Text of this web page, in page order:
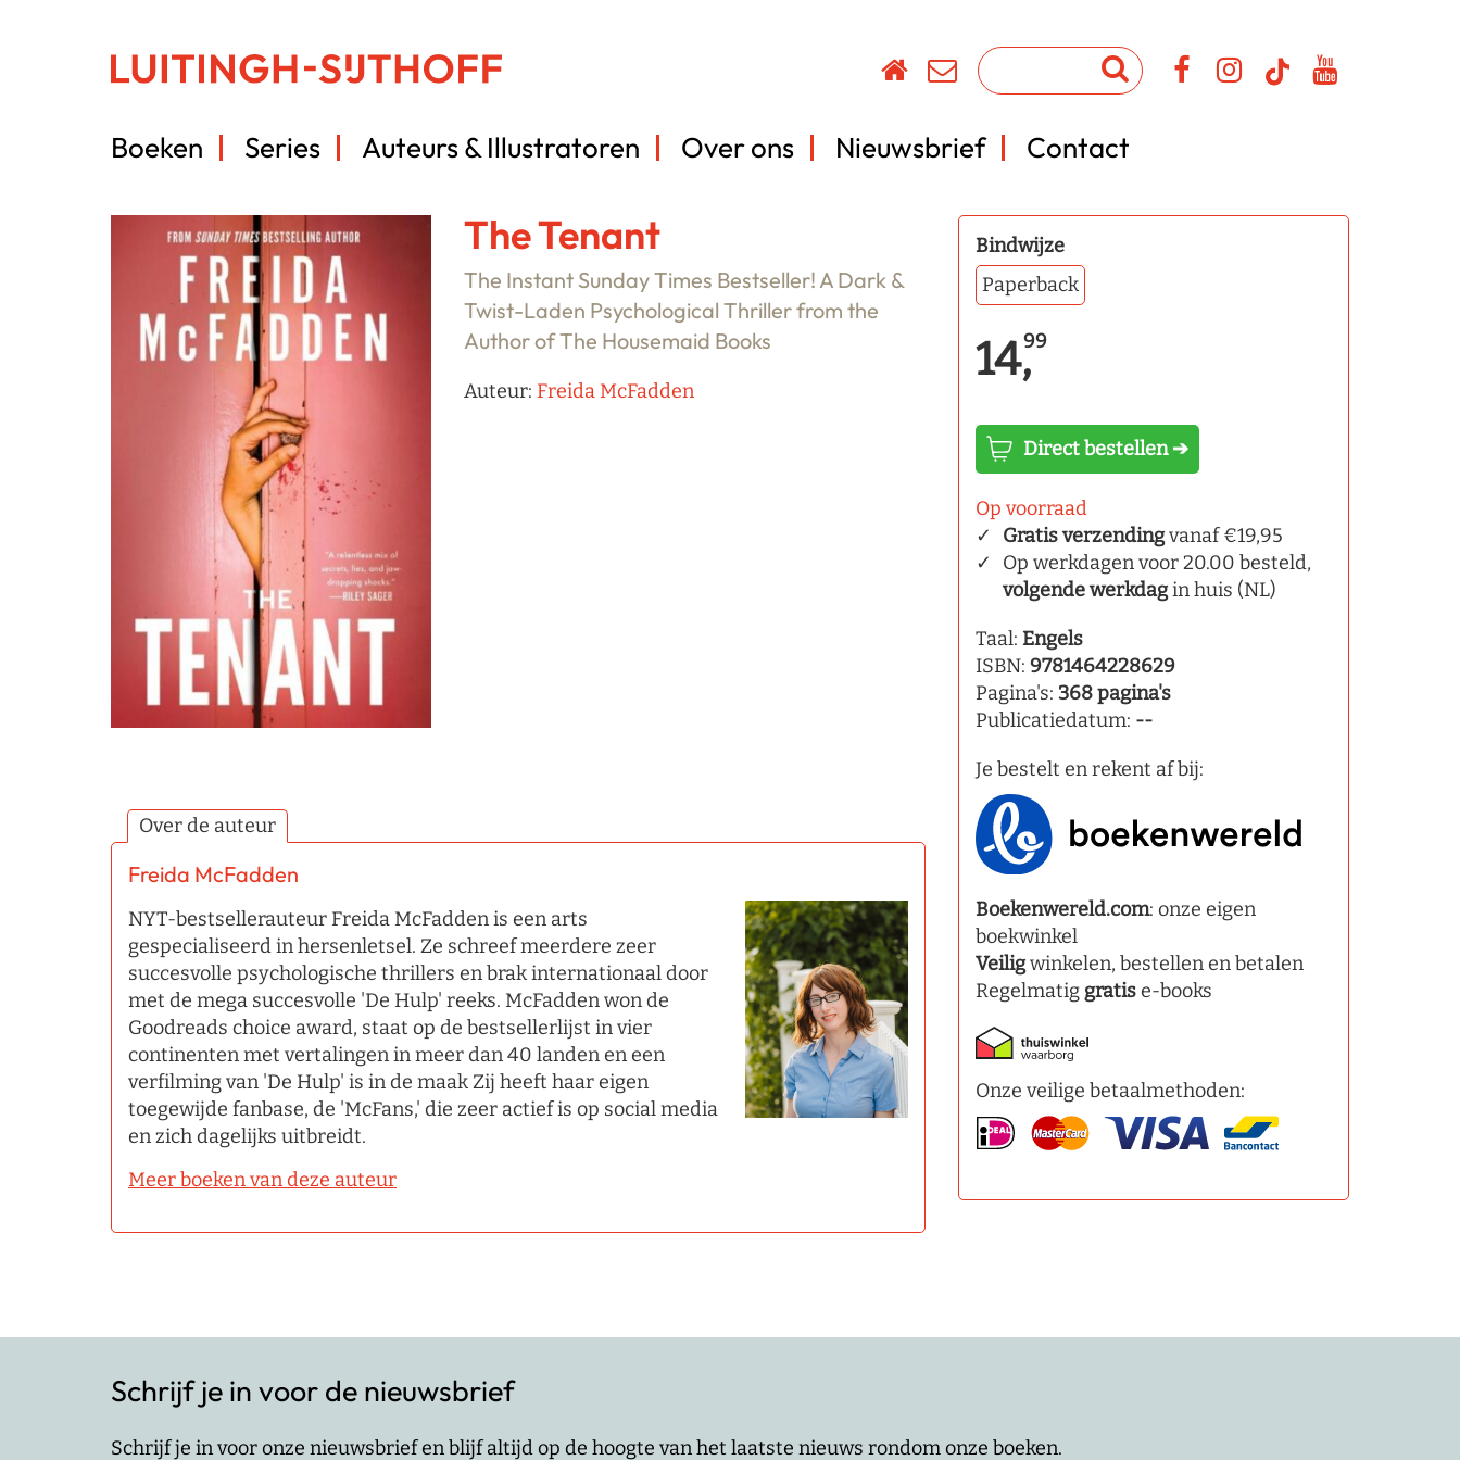
Boeken Series Auteurs & Illustratoren Over ons Nieuwsbrief Contact
The Tenant
The Instant Sunday Times Bestseller! A Dark &
Twist-Laden Psychological Thriller from the
Author of The Housemaid Books
Auteur: Freida McFadden
Over de auteur
Freida McFadden
NYT-bestsellerauteur Freida McFadden is een arts
gespecialiseerd in hersenletsel. Ze schreef meerdere zeer
succesvolle psychologische thrillers en brak internationaal door
met de mega succesvolle 'De Hulp' reeks. McFadden won de
Goodreads choice award, staat op de bestsellerlijst in vier
continenten met vertalingen in meer dan 40 landen en een
verfilming van 'De Hulp' is in de maak Zij heeft haar eigen
toegewijde fanbase, de 'McFans,' die zeer actief is op social media
en zich dagelijks uitbreidt.
Meer boeken van deze auteur
Bindwijze
Paperback
14,99
Direct bestellen ➔
Op voorraad
Gratis verzendingvanaf €19,95
Op werkdagen voor 20.00 besteld,
volgende werkdagin huis (NL)
Taal: Engels
ISBN: 9781464228629
Pagina's: 368 pagina's
Publicatiedatum: --
Je bestelt en rekent af bij:
Boekenwereld.com: onze eigen
boekwinkel
Veiligwinkelen, bestellen en betalen
Regelmatig gratise-books
Onze veilige betaalmethoden:
Schrijf je in voor de nieuwsbrief
Schrijf je in voor onze nieuwsbrief en blijf altijd op de hoogte van het laatste nieuws rondom onze boeken.